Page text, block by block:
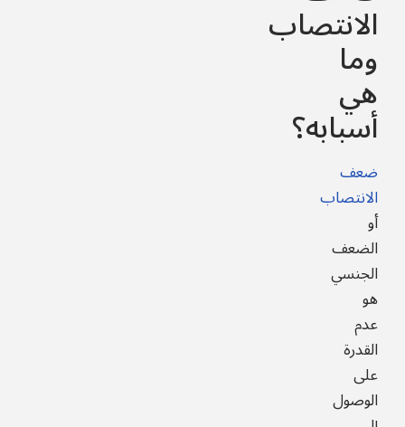
الانتصاب
وما
هي
أسبابه؟
ضعف
الانتصاب
أو
الضعف
الجنسي
هو
عدم
القدرة
على
الوصول